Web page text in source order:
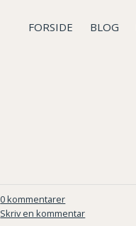
FORSIDE BLOG
0 kommentarer
Skriv en kommentar